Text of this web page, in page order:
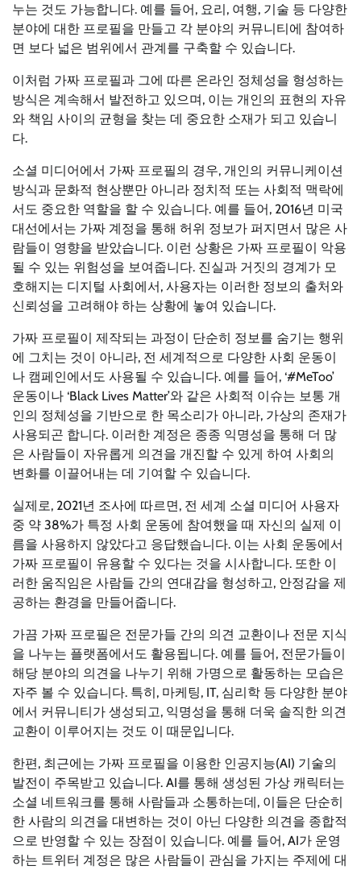
누는 것도 가능합니다. 예를 들어, 요리, 여행, 기술 등 다양한
분야에 대한 프로필을 만들고 각 분야의 커뮤니티에 참여하
면 보다 넓은 범위에서 관계를 구축할 수 있습니다.
이처럼 가짜 프로필과 그에 따른 온라인 정체성을 형성하는
방식은 계속해서 발전하고 있으며, 이는 개인의 표현의 자유
와 책임 사이의 균형을 찾는 데 중요한 소재가 되고 있습니
다.
소셜 미디어에서 가짜 프로필의 경우, 개인의 커뮤니케이션
방식과 문화적 현상뿐만 아니라 정치적 또는 사회적 맥락에
서도 중요한 역할을 할 수 있습니다. 예를 들어, 2016년 미국
대선에서는 가짜 계정을 통해 허위 정보가 퍼지면서 많은 사
람들이 영향을 받았습니다. 이런 상황은 가짜 프로필이 악용
될 수 있는 위험성을 보여줍니다. 진실과 거짓의 경계가 모
호해지는 디지털 사회에서, 사용자는 이러한 정보의 출처와
신뢰성을 고려해야 하는 상황에 놓여 있습니다.
가짜 프로필이 제작되는 과정이 단순히 정보를 숨기는 행위
에 그치는 것이 아니라, 전 세계적으로 다양한 사회 운동이
나 캠페인에서도 사용될 수 있습니다. 예를 들어, ‘#MeToo’
운동이나 ‘Black Lives Matter’와 같은 사회적 이슈는 보통 개
인의 정체성을 기반으로 한 목소리가 아니라, 가상의 존재가
사용되곤 합니다. 이러한 계정은 종종 익명성을 통해 더 많
은 사람들이 자유롭게 의견을 개진할 수 있게 하여 사회의
변화를 이끌어내는 데 기여할 수 있습니다.
실제로, 2021년 조사에 따르면, 전 세계 소셜 미디어 사용자
중 약 38%가 특정 사회 운동에 참여했을 때 자신의 실제 이
름을 사용하지 않았다고 응답했습니다. 이는 사회 운동에서
가짜 프로필이 유용할 수 있다는 것을 시사합니다. 또한 이
러한 움직임은 사람들 간의 연대감을 형성하고, 안정감을 제
공하는 환경을 만들어줍니다.
가끔 가짜 프로필은 전문가들 간의 의견 교환이나 전문 지식
을 나누는 플랫폼에서도 활용됩니다. 예를 들어, 전문가들이
해당 분야의 의견을 나누기 위해 가명으로 활동하는 모습은
자주 볼 수 있습니다. 특히, 마케팅, IT, 심리학 등 다양한 분야
에서 커뮤니티가 생성되고, 익명성을 통해 더욱 솔직한 의견
교환이 이루어지는 것도 이 때문입니다.
한편, 최근에는 가짜 프로필을 이용한 인공지능(AI) 기술의
발전이 주목받고 있습니다. AI를 통해 생성된 가상 캐릭터는
소셜 네트워크를 통해 사람들과 소통하는데, 이들은 단순히
한 사람의 의견을 대변하는 것이 아닌 다양한 의견을 종합적
으로 반영할 수 있는 장점이 있습니다. 예를 들어, AI가 운영
하는 트위터 계정은 많은 사람들이 관심을 가지는 주제에 대